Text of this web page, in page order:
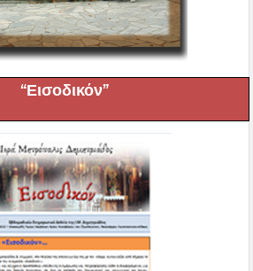
“Εισοδικόν”